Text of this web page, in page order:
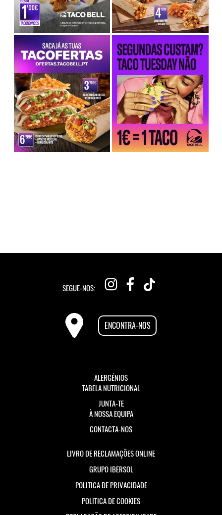
ENCONTRA-NOS
SEGUE-NOS:
ALERGÉNIOS
TABELA NUTRICIONAL
JUNTA-TE
À NOSSA EQUIPA
CONTACTA-NOS
LIVRO DE RECLAMAÇÕES ONLINE
GRUPO IBERSOL
POLITICA DE PRIVACIDADE
POLITICA DE COOKIES